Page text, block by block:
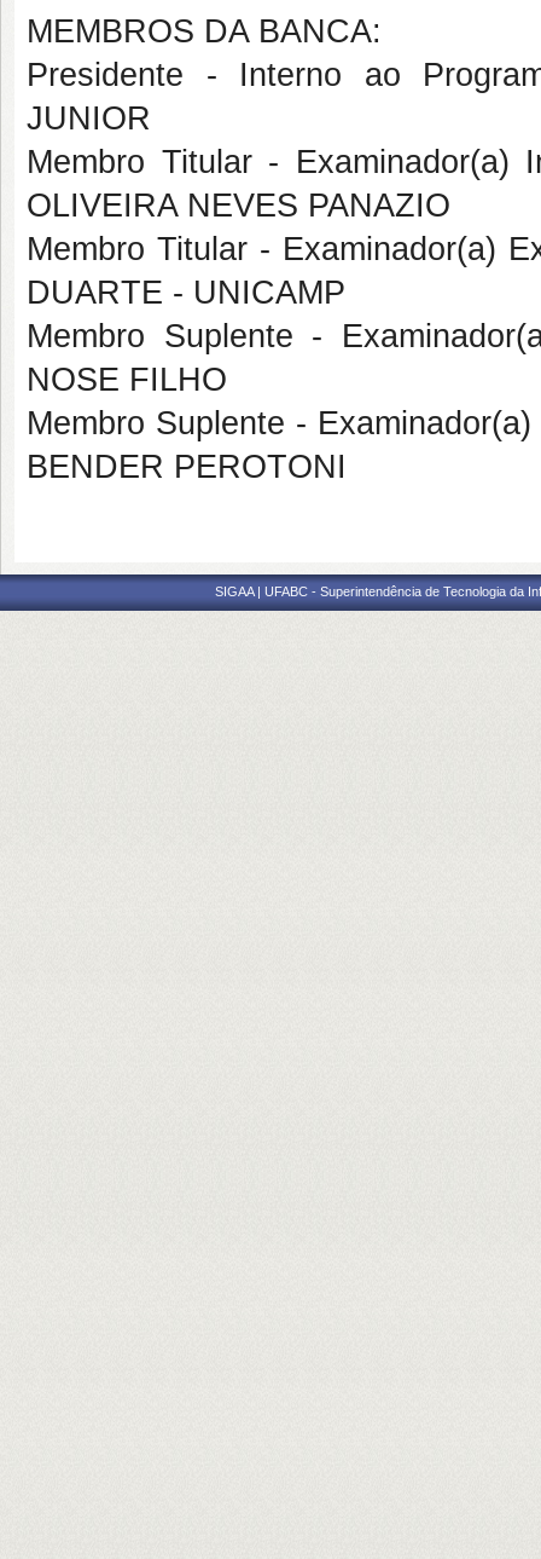
MEMBROS DA BANCA:
Presidente - Interno ao
JUNIOR
Membro Titular -
OLIVEIRA NEVES PANAZIO
Membro Titular - Examinador(a)
DUARTE - UNICAMP
Membro Suplente -
NOSE FILHO
Membro Suplente -
BENDER PEROTONI
SIGAA | UFABC - Superintendência de Tecnologia da